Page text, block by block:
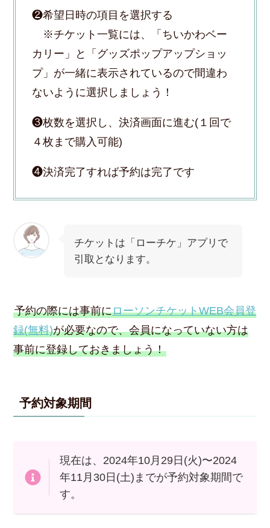
❷希望日時の項目を選択する
※チケット一覧には、「ちいかわベー
カリー」と「グッズポップアップショッ
プ」が一緒に表示されているので間違わ
ないように選択しましょう！
❸枚数を選択し、決済画面に進む(１回で
４枚まで購入可能)
❹決済完了すれば予約は完了です
チケットは「ローチケ」アプリで
引取となります。
予約の際には事前にローソンチケットWEB会員登
録(無料)が必要なので、会員になっていない方は
事前に登録しておきましょう！
予約対象期間
現在は、2024年10月29日(火)〜2024
年11月30日(土)までが予約対象期間で
す。